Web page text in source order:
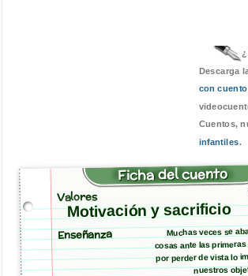
Descarga
con
Cuentos,
infantiles.
Ficha del cuento
Valores
Motivación y sacrificio
Enseñanza Muchas veces se
cosas ante las
por perder de vista lo
nuestros